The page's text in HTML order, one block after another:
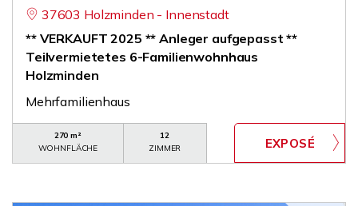
37603 Holzminden - Innenstadt
** VERKAUFT 2025 ** Anleger aufgepasst **
Teilvermietetes 6-Familienwohnhaus
Holzminden
Mehrfamilienhaus
270 m²
WOHNFLÄCHE
12
ZIMMER